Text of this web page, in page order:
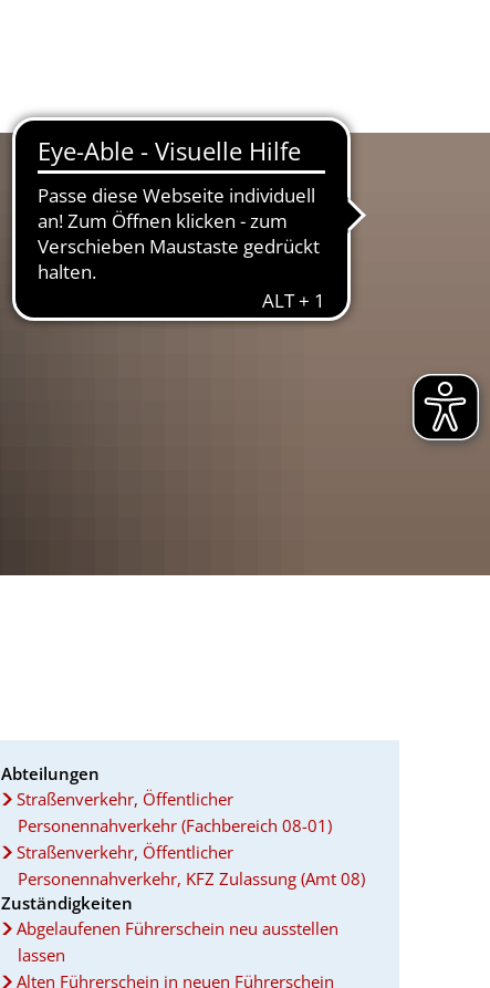
Abteilungen
Straßenverkehr, Öffentlicher
Personennahverkehr (Fachbereich 08-01)
Straßenverkehr, Öffentlicher
Personennahverkehr, KFZ Zulassung (Amt 08)
Zuständigkeiten
Abgelaufenen Führerschein neu ausstellen
lassen
Alten Führerschein in neuen Führerschein